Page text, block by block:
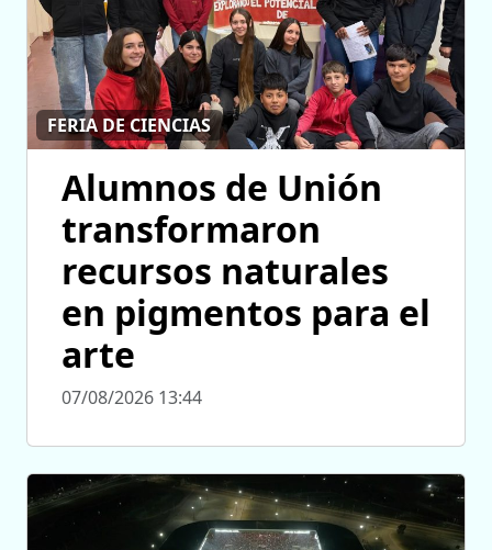
FERIA DE CIENCIAS
Alumnos de Unión
transformaron
recursos naturales
en pigmentos para el
arte
07/08/2026 13:44